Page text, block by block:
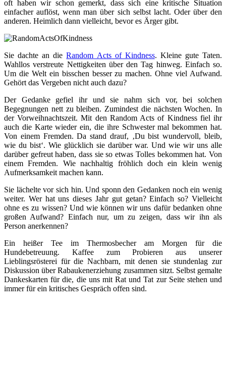
oft haben wir schon gemerkt, dass sich eine kritische Situation
einfacher auflöst, wenn man über sich selbst lacht. Oder über den
anderen. Heimlich dann vielleicht, bevor es Ärger gibt.
Sie dachte an dieRandom Acts of Kindness. Kleine gute Taten.
Wahllos verstreute Nettigkeiten über den Tag hinweg. Einfach so.
Um die Welt ein bisschen besser zu machen. Ohne viel Aufwand.
Gehört das Vergeben nicht auch dazu?
Der Gedanke gefiel ihr und sie nahm sich vor, bei solchen
Begegnungen nett zu bleiben. Zumindest die nächsten Wochen. In
der Vorweihnachtszeit. Mit den Random Acts of Kindness fiel ihr
auch die Karte wieder ein, die ihre Schwester mal bekommen hat.
Von einem Fremden. Da stand drauf, ‚Du bist wundervoll, bleib,
wie du bist‘. Wie glücklich sie darüber war. Und wie wir uns alle
darüber gefreut haben, dass sie so etwas Tolles bekommen hat. Von
einem Fremden. Wie nachhaltig fröhlich doch ein klein wenig
Aufmerksamkeit machen kann.
Sie lächelte vor sich hin. Und sponn den Gedanken noch ein wenig
weiter. Wer hat uns dieses Jahr gut getan? Einfach so? Vielleicht
ohne es zu wissen? Und wie können wir uns dafür bedanken ohne
großen Aufwand? Einfach nur, um zu zeigen, dass wir ihn als
Person anerkennen?
Ein heißer Tee im Thermosbecher am Morgen für die
Hundebetreuung. Kaffee zum Probieren aus unserer
Lieblingsrösterei für die Nachbarn, mit denen sie stundenlag zur
Diskussion über Rabaukenerziehung zusammen sitzt. Selbst gemalte
Dankeskarten für die, die uns mit Rat und Tat zur Seite stehen und
immer für ein kritisches Gespräch offen sind.